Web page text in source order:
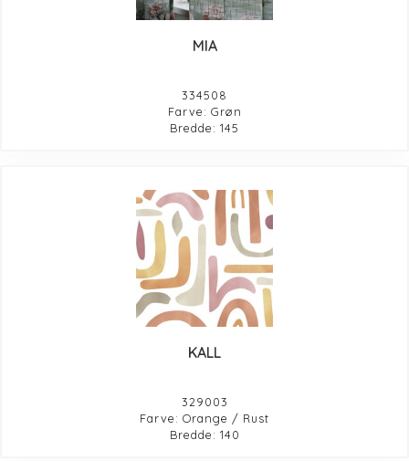
MIA
334508
Farve: Grøn
Bredde: 145
KALL
329003
Farve: Orange / Rust
Bredde: 140